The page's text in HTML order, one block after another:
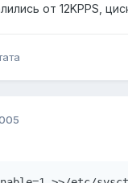
от 12KPPS,